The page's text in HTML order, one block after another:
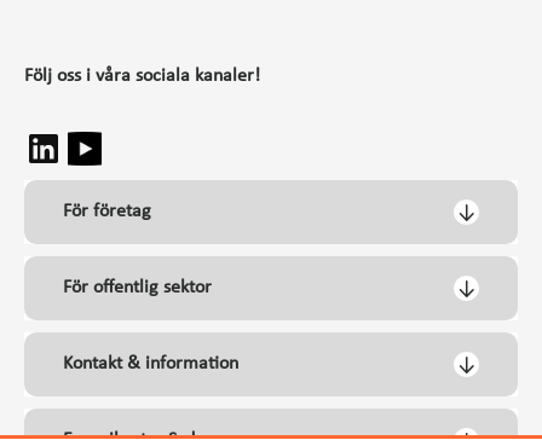
Följ oss i våra sociala kanaler!
För företag
För offentlig sektor
Kontakt & information